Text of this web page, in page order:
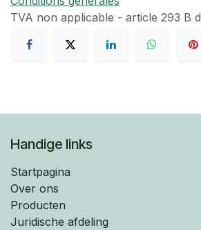
TVA​ non applicable - article 293 B
Handige links
Startpagina
Over ons
Producten
Juridische afdeling